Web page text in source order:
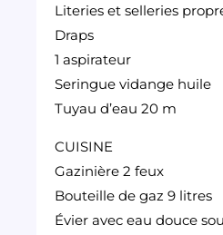
Literies et selleries
Draps
1 aspirateur
Seringue vidange huile
Tuyau d’eau 20 m
CUISINE
Gazinière 2 feux
Bouteille de gaz 9 litres
Évier avec eau douce